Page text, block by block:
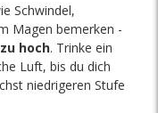
Schwindel,
Magen bemerken -
zu hoch. Trinke ein
Luft, bis du dich
niedrigeren Stufe